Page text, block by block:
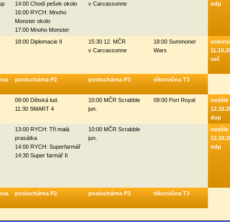
14:00 Chodí pešek okolo
16:00 RYCH: Mnoho
Monster okolo
17:00 Mnoho Monster
v Carcassonne
odp
18:00 Diplomacie II
15:30 12. MČR
v Carcassonne
18:00 Summoner
Wars
sobota
več
posluchárna P2 posluchárna P3 tělocvična T3
09:00 Dětská lud.
11:30 SMART 4
10:00 MČR Scrabble
jun.
09:00 Port Royal
neděle
dop
13:00 RYCH: Tři malá
prasátka
14:00 RYCH: Superfarmář
14:30 Super farmář II
10:00 MČR Scrabble
jun.
neděle
odp
posluchárna P2 posluchárna P3 tělocvična T3